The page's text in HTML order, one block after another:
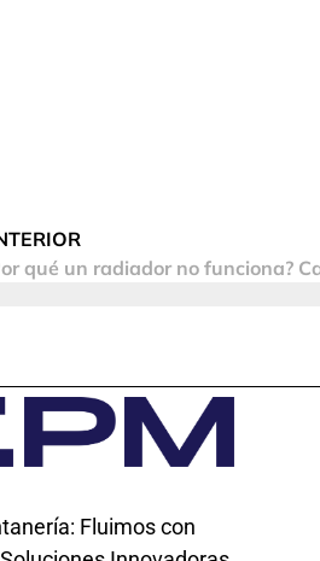
qué un radiador no funciona?
Fluimos con